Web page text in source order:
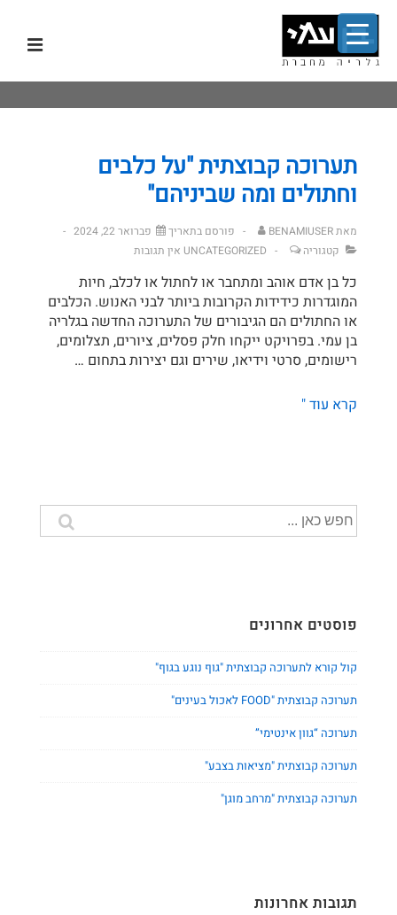
לתוכן
ראשי
תערוכה קבוצתית "על כלבים
וחתולים ומה שביניהם"
מאתBENAMIUSER פורסם בתאריך
פברואר 22, 2024
קטגוריה
UNCATEGORIZED אין תגובות
כל בן אדם אוהב ומתחבר או לחתול או לכלב, חיות
המוגדרות כידידות הקרובות ביותר לבני האנוש. הכלבים
או החתולים הם הגיבורים של התערוכה החדשה בגלריה
בן עמי. בפרויקט ייקחו חלק פסלים, ציורים, תצלומים,
רישומים, סרטי וידיאו, שירים וגם יצירות בתחום …
תערוכה
ומה
שביניהם"
קרא עוד "
חיפוש
עבור:
פוסטים אחרונים
קול קורא לתערוכה קבוצתית "גוף נוגע בגוף"
תערוכה קבוצתית "FOOD לאכול בעינים"
תערוכה “גוון אינטימי”
תערוכה קבוצתית "מציאות בצבע"
תערוכה קבוצתית "מרחב מוגן"
תגובות אחרונות